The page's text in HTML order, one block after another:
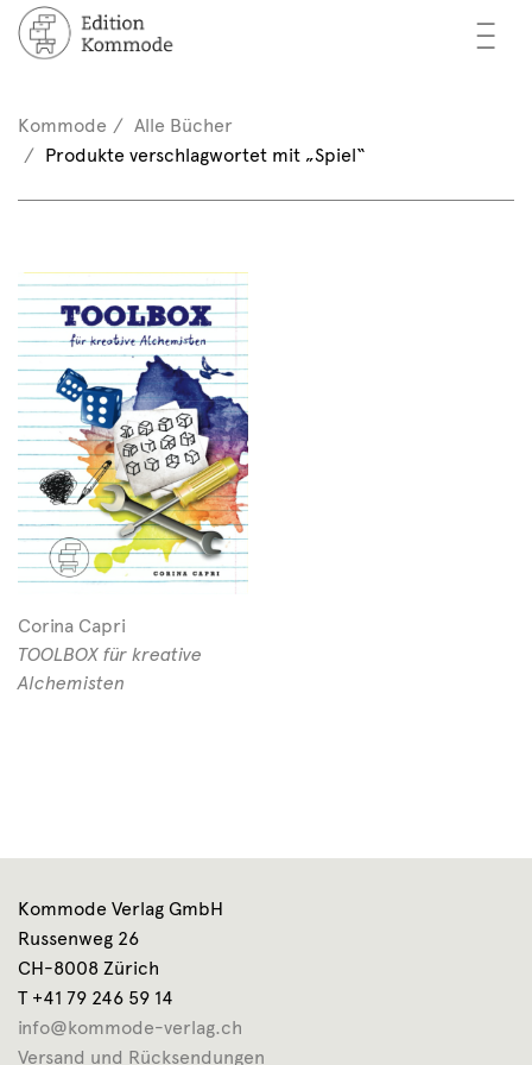
—
—
—
/ Registrieren
(0)
Kommode
Alle Bücher
Produkte verschlagwortet mit „Spiel“
Corina Capri
TOOLBOX für kreative
Alchemisten
Kommode Verlag GmbH
Russenweg 26
CH-8008 Zürich
T +41 79 246 59 14
info@kommode-verlag.ch
Versand und Rücksendungen